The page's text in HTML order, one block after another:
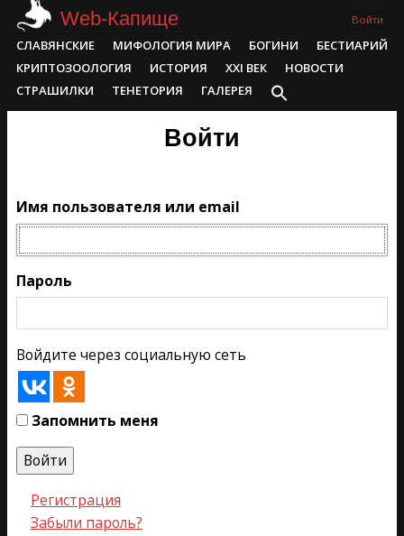
Skip
Web-Капище Войти
Primary
Navigation
Menu
СЛАВЯНСКИЕ МИФОЛОГИЯ МИРА БОГИНИ
БЕСТИАРИЙ
КРИПТОЗООЛОГИЯ
ИСТОРИЯ XXI ВЕК
НОВОСТИ
СТРАШИЛКИ
ТЕНЕТОРИЯ ГАЛЕРЕЯ
Войти
Имя пользователя или email
Пароль
Войдите через социальную сеть
Запомнить меня
Войти
Регистрация
Забыли пароль?